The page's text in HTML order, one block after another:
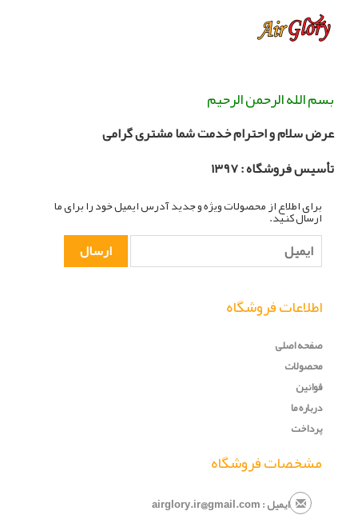
بسم الله الرحمن الرحیم
عرض سلام و احترام خدمت شما مشتری گرامی
تأسیس فروشگاه :
۱۳۹۷
برای اطلاع از محصولات ویژه و جدید آدرس ایمیل خود را برای ما
ارسال کنید.
اطلاعات فروشگاه
صفحه اصلی
محصولات
قوانین
درباره ما
پرداخت
مشخصات فروشگاه
ایمیل : airglory.ir@gmail.com